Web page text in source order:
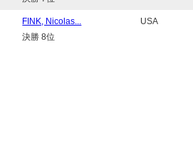
FINK, Nicolas...
決勝 8位
USA